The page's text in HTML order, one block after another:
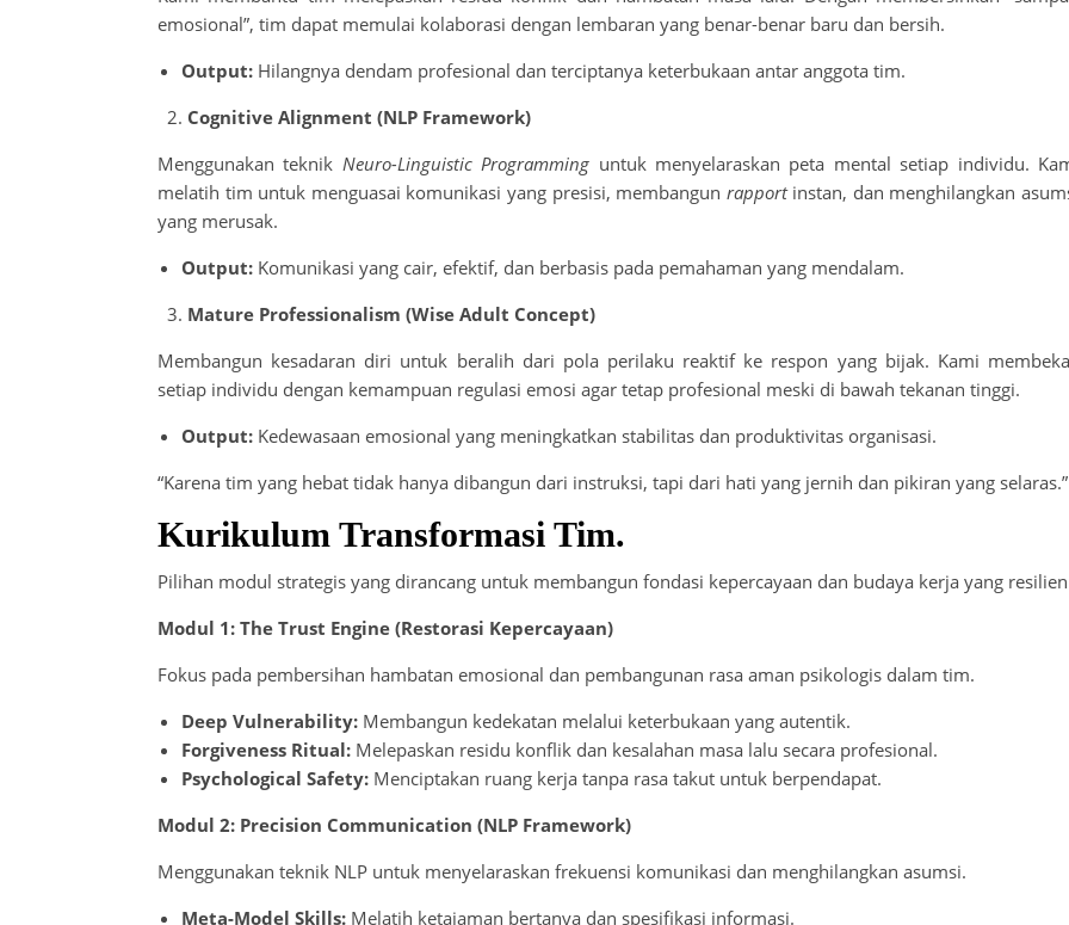
emosional”, tim dapat memulai kolaborasi dengan lembaran yang benar-benar baru dan bersih.
Output: Hilangnya dendam profesional dan terciptanya keterbukaan antar anggota tim.
Cognitive Alignment (NLP Framework)
Menggunakan teknik Neuro-Linguistic Programming untuk menyelaraskan peta mental setiap individu.
melatih tim untuk menguasai komunikasi yang presisi, membangun rapportinstan, dan menghilangkan
yang merusak.
Output: Komunikasi yang cair, efektif, dan berbasis pada pemahaman yang mendalam.
Mature Professionalism (Wise Adult Concept)
Membangun kesadaran diri untuk beralih dari pola perilaku reaktif ke respon yang bijak. Kami
setiap individu dengan kemampuan regulasi emosi agar tetap profesional meski di bawah tekanan tinggi.
Output: Kedewasaan emosional yang meningkatkan stabilitas dan produktivitas organisasi.
“Karena tim yang hebat tidak hanya dibangun dari instruksi, tapi dari hati yang jernih dan pikiran yang selaras.”
Kurikulum Transformasi Tim.
Pilihan modul strategis yang dirancang untuk membangun fondasi kepercayaan dan budaya kerja yang
Modul 1: The Trust Engine (Restorasi Kepercayaan)
Fokus pada pembersihan hambatan emosional dan pembangunan rasa aman psikologis dalam tim.
Deep Vulnerability: Membangun kedekatan melalui keterbukaan yang autentik.
Forgiveness Ritual: Melepaskan residu konflik dan kesalahan masa lalu secara profesional.
Psychological Safety: Menciptakan ruang kerja tanpa rasa takut untuk berpendapat.
Modul 2: Precision Communication (NLP Framework)
Menggunakan teknik NLP untuk menyelaraskan frekuensi komunikasi dan menghilangkan asumsi.
Meta-Model Skills: Melatih ketajaman bertanya dan spesifikasi informasi.